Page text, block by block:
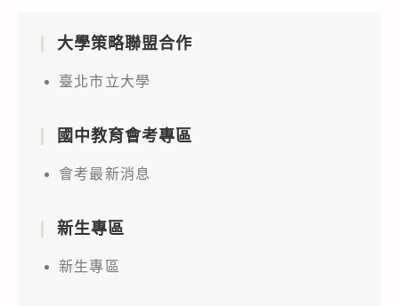
大學策略聯盟合作
臺北市立大學
國中教育會考專區
會考最新消息
新生專區
新生專區